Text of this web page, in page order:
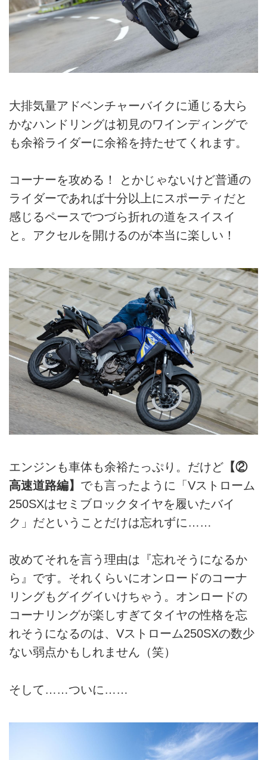
大排気量アドベンチャーバイクに通じる大ら
かなハンドリングは初見のワインディングで
も余裕ライダーに余裕を持たせてくれます。
コーナーを攻める！ とかじゃないけど普通の
ライダーであれば十分以上にスポーティだと
感じるペースでつづら折れの道をスイスイ
と。アクセルを開けるのが本当に楽しい！
エンジンも車体も余裕たっぷり。だけど 【②
高速道路編】 でも言ったように「Vストローム
250SXはセミブロックタイヤを履いたバイ
ク」だということだけは忘れずに……
改めてそれを言う理由は『忘れそうになるか
ら』です。それくらいにオンロードのコーナ
リングもグイグイいけちゃう。オンロードの
コーナリングが楽しすぎてタイヤの性格を忘
れそうになるのは、Vストローム250SXの数少
ない弱点かもしれません（笑）
そして……ついに……